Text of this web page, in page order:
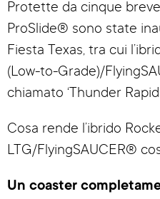
Protette da cinque
ProSlide® sono state
Fiesta Texas, tra cui
(Low-to-Grade)/
chiamato ‘Thunder
Cosa rende l’ibrido
LTG/FlyingSAUCER®
Un coaster